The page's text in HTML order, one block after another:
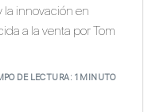
la innovación en
a la venta por Tom
DE LECTURA: 1 MINUTO